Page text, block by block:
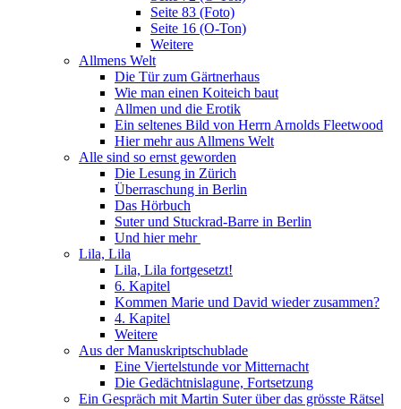
Seite 83 (Foto)
Seite 16 (O-Ton)
Weitere
Allmens Welt
Die Tür zum Gärtnerhaus
Wie man einen Koiteich baut
Allmen und die Erotik
Ein seltenes Bild von Herrn Arnolds Fleetwood
Hier mehr aus Allmens Welt
Alle sind so ernst geworden
Die Lesung in Zürich
Überraschung in Berlin
Das Hörbuch
Suter und Stuckrad-Barre in Berlin
Und hier mehr
Lila, Lila
Lila, Lila fortgesetzt!
6. Kapitel
Kommen Marie und David wieder zusammen?
4. Kapitel
Weitere
Aus der Manuskriptschublade
Eine Viertelstunde vor Mitternacht
Die Gedächtnislagune, Fortsetzung
Ein Gespräch mit Martin Suter über das grösste Rätsel